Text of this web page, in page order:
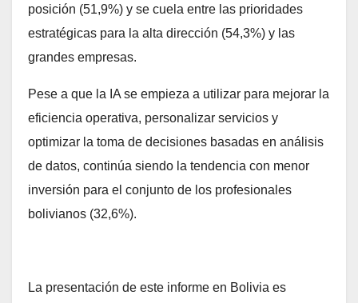
posición (51,9%) y se cuela entre las prioridades
estratégicas para la alta dirección (54,3%) y las
grandes empresas.
Pese a que la IA se empieza a utilizar para mejorar la
eficiencia operativa, personalizar servicios y
optimizar la toma de decisiones basadas en análisis
de datos, continúa siendo la tendencia con menor
inversión para el conjunto de los profesionales
bolivianos (32,6%).
La presentación de este informe en Bolivia es